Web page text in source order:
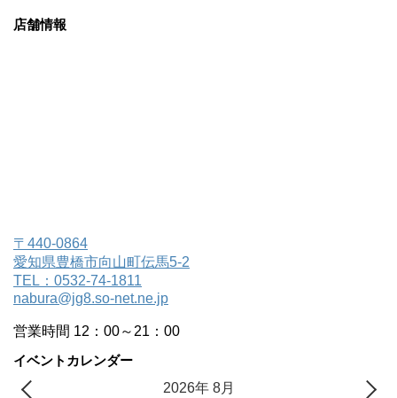
店舗情報
〒440-0864
愛知県豊橋市向山町伝馬5-2
TEL：0532-74-1811
nabura@jg8.so-net.ne.jp
営業時間 12：00～21：00
イベントカレンダー
2026年 8月